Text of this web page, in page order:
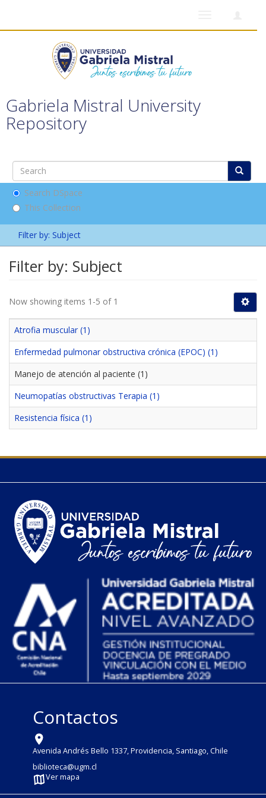
Gabriela Mistral University
Repository
Search DSpace
This Collection
Filter by: Subject
Filter by: Subject
Now showing items 1-5 of 1
Atrofia muscular (1)
Enfermedad pulmonar obstructiva crónica (EPOC) (1)
Manejo de atención al paciente (1)
Neumopatías obstructivas Terapia (1)
Resistencia física (1)
Contactos
Avenida Andrés Bello 1337, Providencia, Santiago, Chile
biblioteca@ugm.cl
Ver mapa